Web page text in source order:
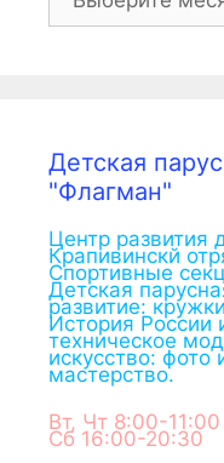
Детская
"Флагман"
Центр развития
Крапивинскй
Спортивные
Детская
развитие:
История России
техническое
искусство: фото
мастерство.
Вт, Чт 8:00-
Сб 16:00-20:30